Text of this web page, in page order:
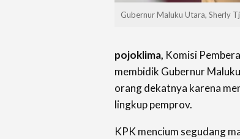
Gubernur Maluku Utara, Sherly
pojoklima, Komisi
membidik Gubernur
orang dekatnya karena
lingkup pemprov.
KPK mencium segudang